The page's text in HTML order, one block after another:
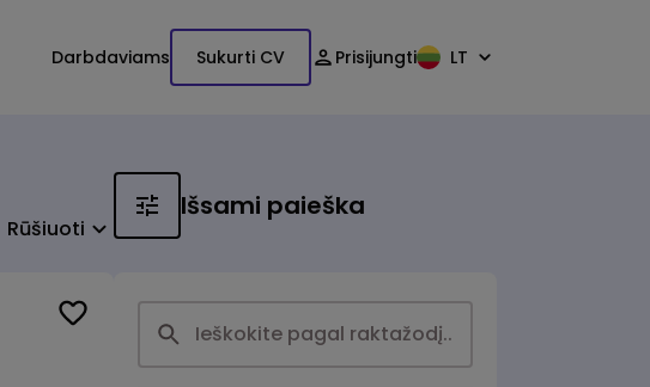
Darbdaviams Sukurti CV Prisijungti LT
Rūšiuoti
Išsami paieška